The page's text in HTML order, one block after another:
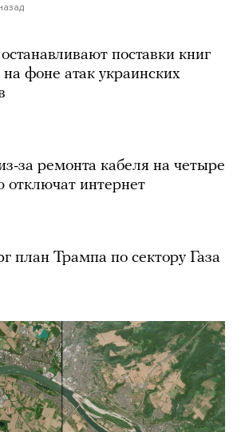
поставки книг
фоне атак украинских
за ремонта кабеля на четыре
отключат интернет
план Трампа по сектору Газа